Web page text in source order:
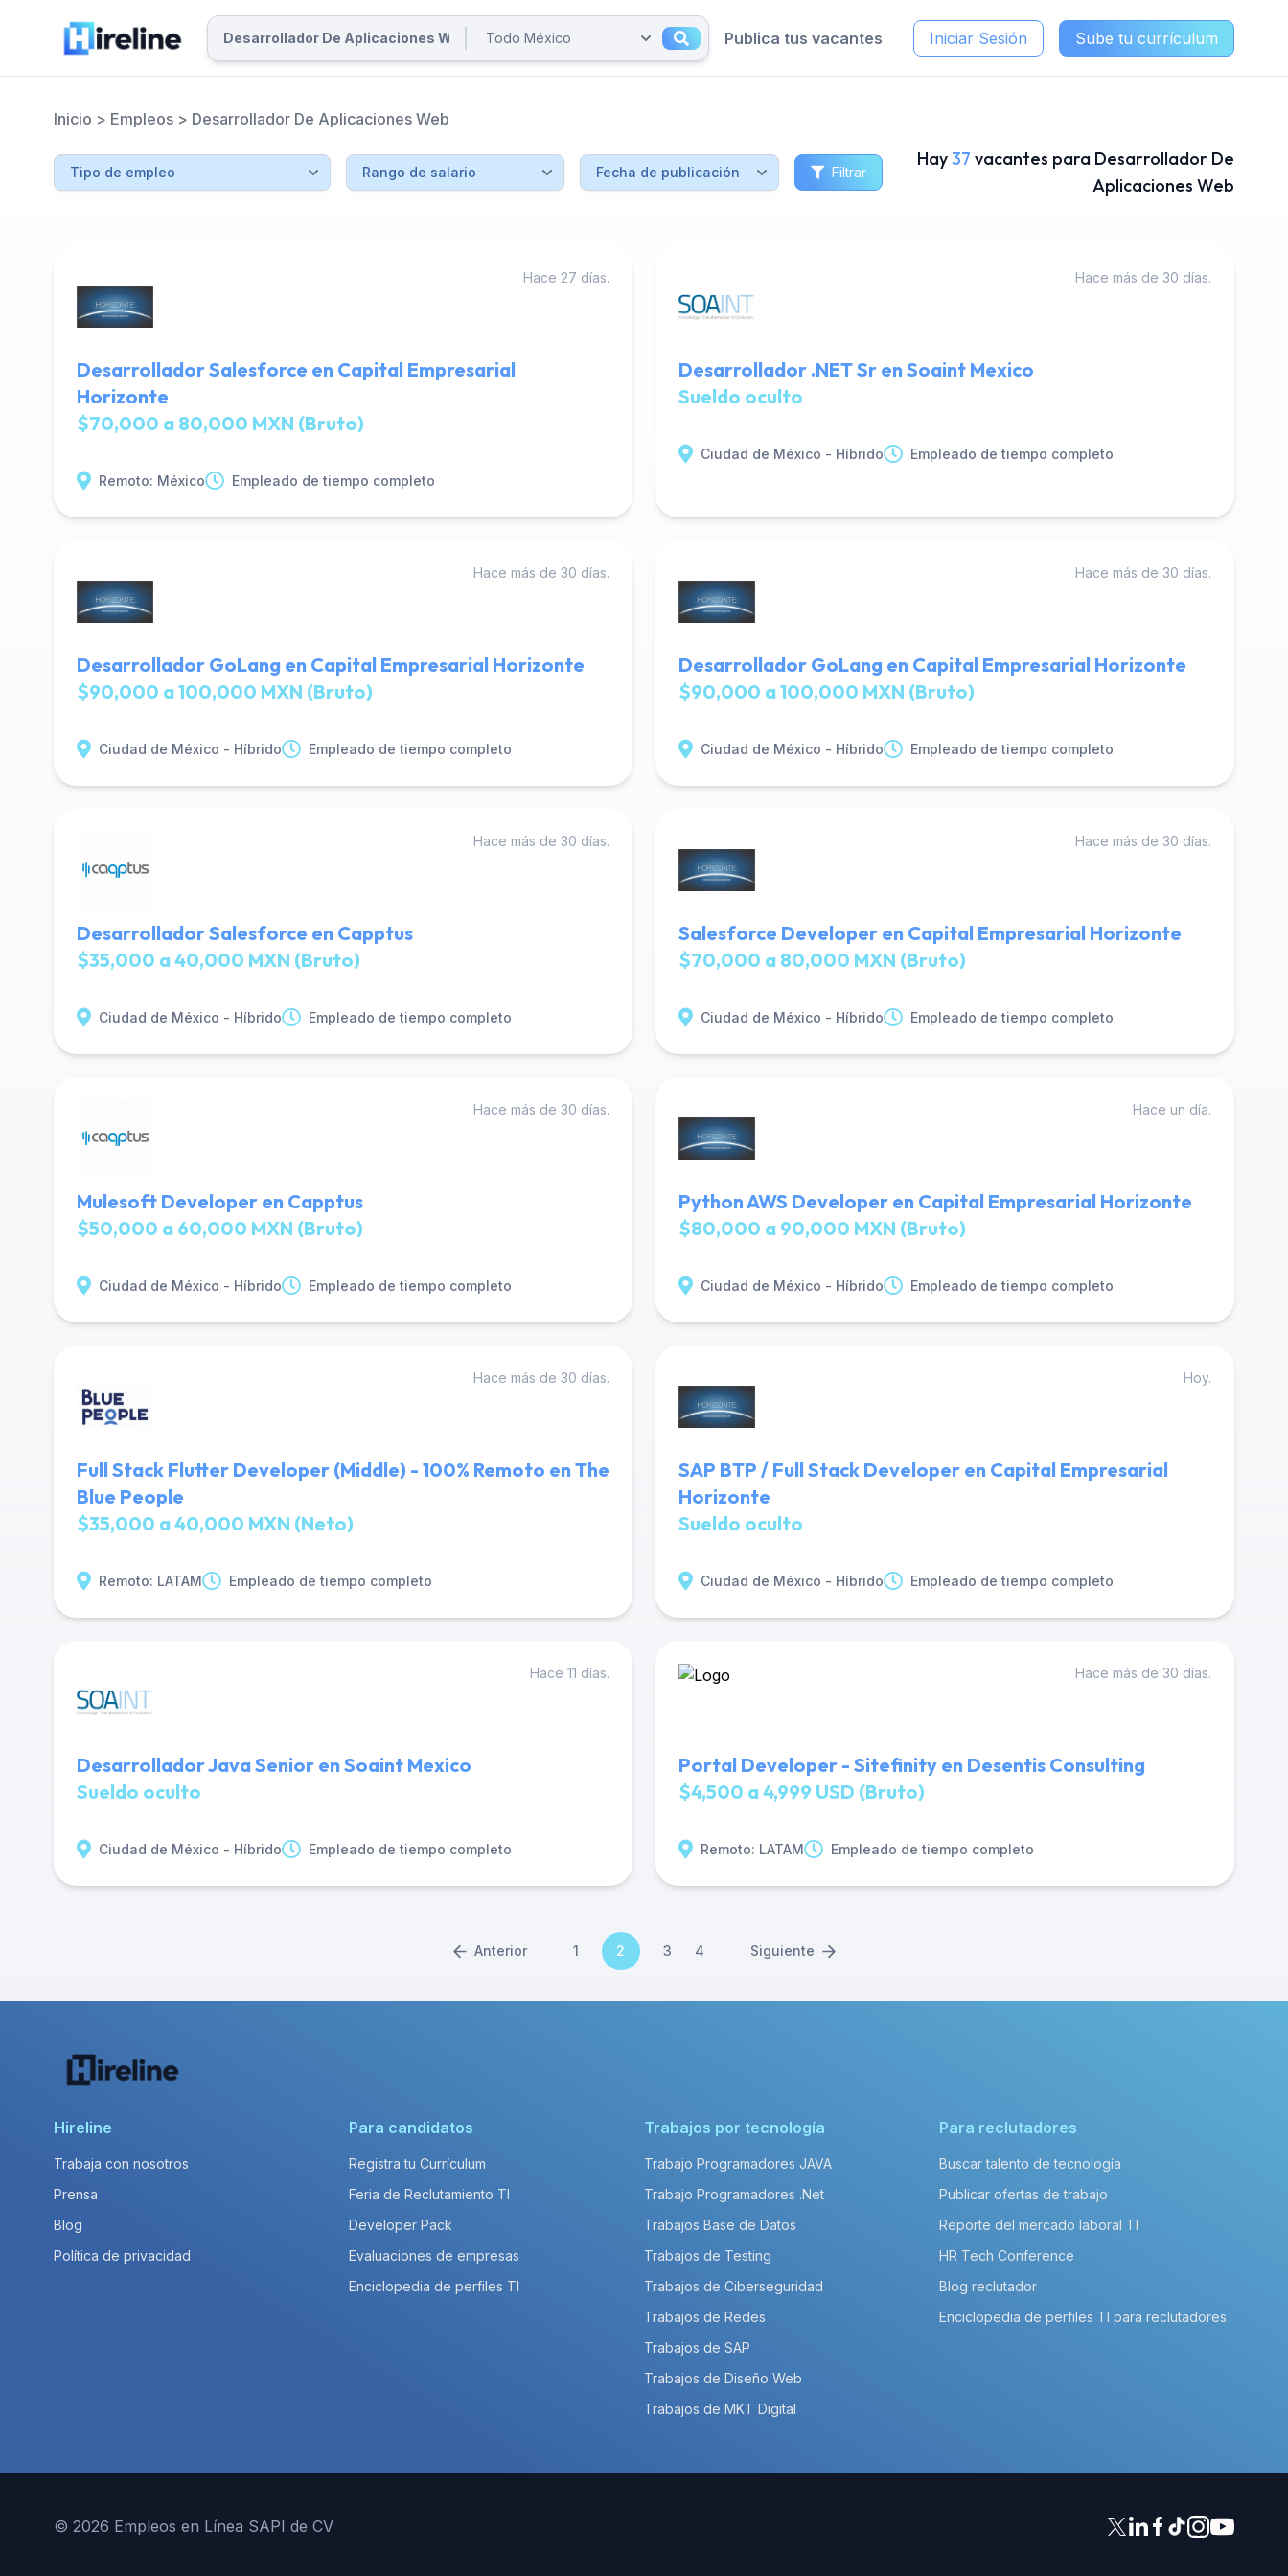
Publica tus vacantes Iniciar Sesión Sube tu currículum
Inicio > Empleos > Desarrollador De Aplicaciones Web
Filtrar
Hay37 vacantes para Desarrollador De
Aplicaciones Web
Hace 27 días.
Desarrollador Salesforce en Capital Empresarial
Horizonte
$70,000 a 80,000 MXN (Bruto)
Remoto: México Empleado de tiempo completo
Hace más de 30 días.
Desarrollador .NET Sr en Soaint Mexico
Sueldo oculto
Ciudad de México - Híbrido Empleado de tiempo completo
Hace más de 30 días.
Desarrollador GoLang en Capital Empresarial Horizonte
$90,000 a 100,000 MXN (Bruto)
Ciudad de México - Híbrido Empleado de tiempo completo
Hace más de 30 días.
Desarrollador GoLang en Capital Empresarial Horizonte
$90,000 a 100,000 MXN (Bruto)
Ciudad de México - Híbrido Empleado de tiempo completo
Hace más de 30 días.
Desarrollador Salesforce en Capptus
$35,000 a 40,000 MXN (Bruto)
Ciudad de México - Híbrido Empleado de tiempo completo
Hace más de 30 días.
Salesforce Developer en Capital Empresarial Horizonte
$70,000 a 80,000 MXN (Bruto)
Ciudad de México - Híbrido Empleado de tiempo completo
Hace más de 30 días.
Mulesoft Developer en Capptus
$50,000 a 60,000 MXN (Bruto)
Ciudad de México - Híbrido Empleado de tiempo completo
Hace un día.
Python AWS Developer en Capital Empresarial Horizonte
$80,000 a 90,000 MXN (Bruto)
Ciudad de México - Híbrido Empleado de tiempo completo
Hace más de 30 días.
Full Stack Flutter Developer (Middle) - 100% Remoto en The
Blue People
$35,000 a 40,000 MXN (Neto)
Remoto: LATAM Empleado de tiempo completo
Hoy.
SAP BTP / Full Stack Developer en Capital Empresarial
Horizonte
Sueldo oculto
Ciudad de México - Híbrido Empleado de tiempo completo
Hace 11 días.
Desarrollador Java Senior en Soaint Mexico
Sueldo oculto
Ciudad de México - Híbrido Empleado de tiempo completo
Hace más de 30 días.
Portal Developer - Sitefinity en Desentis Consulting
$4,500 a 4,999 USD (Bruto)
Remoto: LATAM Empleado de tiempo completo
Anterior 1 2 3 4 Siguiente
Hireline
Trabaja con nosotros
Prensa
Blog
Política de privacidad
Para candidatos
Registra tu Currículum
Feria de Reclutamiento TI
Developer Pack
Evaluaciones de empresas
Enciclopedia de perfiles TI
Trabajos por tecnología
Trabajo Programadores JAVA
Trabajo Programadores .Net
Trabajos Base de Datos
Trabajos de Testing
Trabajos de Ciberseguridad
Trabajos de Redes
Trabajos de SAP
Trabajos de Diseño Web
Trabajos de MKT Digital
Para reclutadores
Buscar talento de tecnología
Publicar ofertas de trabajo
Reporte del mercado laboral TI
HR Tech Conference
Blog reclutador
Enciclopedia de perfiles TI para reclutadores
© 2026 Empleos en Línea SAPI de CV